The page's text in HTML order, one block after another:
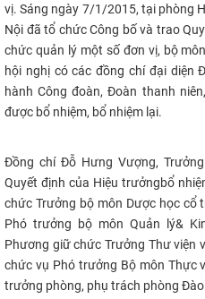
ĐÀO TẠO
ĐẢM BẢO CHẤT LƯỢNG
KHOA HỌC CÔNG NGHỆ
CỰU NGƯỜI HỌC
vị.Sáng ngày 7/1/2015, tại phòng
Nội đã tổ chức Công bố và trao
chức quản lý một số đơn vị, bộ
hội nghị có các đồng chí đại diện
hành Công đoàn, Đoàn thanh
được bổ nhiệm, bổ nhiệm lại.
Đồng chí Đỗ Hưng Vượng,
Quyết định của Hiệu trưởngbổ
chức Trưởng bộ môn Dược học cổ
Phó trưởng bộ môn Quản lý&
Phương giữ chức Trưởng Thư viện
chức vụ Phó trưởng Bộ môn Thực
trưởng phòng, phụ trách phòng